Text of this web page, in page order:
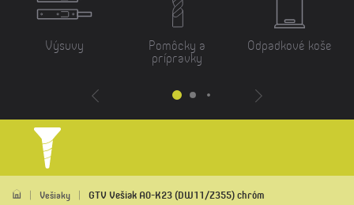
Výsuvy Pomôcky a
prípravky
Odpadkové koše
Vešiaky GTV Vešiak A0-K23 (DW11/Z355) chróm